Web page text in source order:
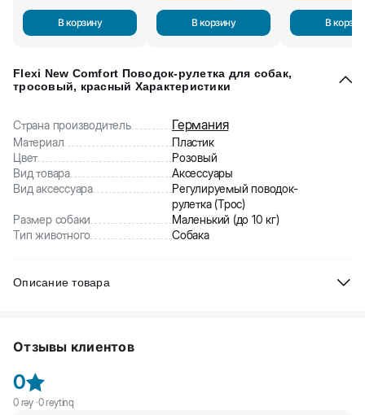
В корзину В корзину В
Flexi New Comfort Поводок-рулетка для собак,
тросовый, красный Характеристики
Страна производитель Германия
Материал
Пластик
Цвет
Розовый
Вид товара
Аксессуары
Вид аксессуара
Регулируемый поводок-
рулетка (Трос)
Размер собаки
Маленький (до 10 кг)
Тип животного
Собака
Описание товара
Для собак, кошек и других мелких животных до 8 кг
Kарманный формат
Комфортная тормозная система
Отзывы клиентов
0
0rəy ·0reytinq